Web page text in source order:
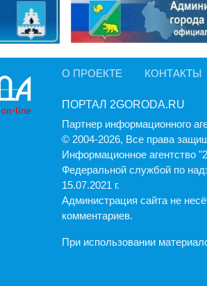
О ПРОЕКТЕ КОНТАКТЫ
ПОРТАЛ 2GORODA.RU
Партнер информационного
© 2004-2026, Все права
Информационное агентство
Федеральной службой по
15.07.2021 г.
Администрация cайта не
комментариев.
При использовании